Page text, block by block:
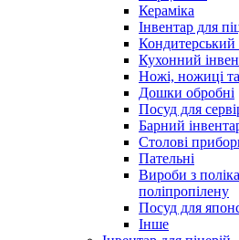
Кераміка
Інвентар для
Кондитерський
Кухонний
Ножі, ножиці
Дошки обробні
Посуд для
Барний
Столові
Пательні
Вироби з
поліпропілену
Посуд для
Інше